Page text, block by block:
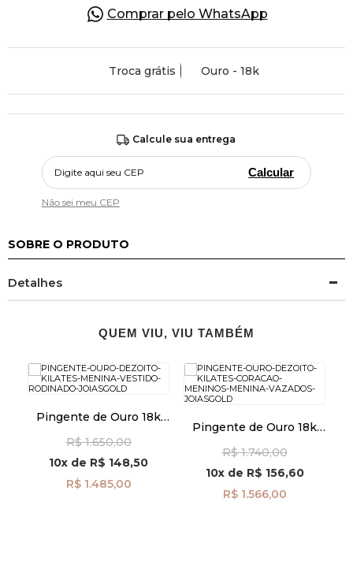
Comprar pelo WhatsApp
Troca grátis Ouro - 18k
Calcule sua entrega
Calcular
Não sei meu CEP
SOBRE O PRODUTO
Detalhes
QUEM VIU, VIU TAMBÉM
Pingente de Ouro 18k
Rodinado pi24507
R$ 1.650,00
10x de R$ 148,50
R$ 1.485,00
Pingente de Ouro 18k
Menina Vazados pi24485
R$ 1.740,00
10xde R$ 156,60
R$ 1.566,00
OFERTAS